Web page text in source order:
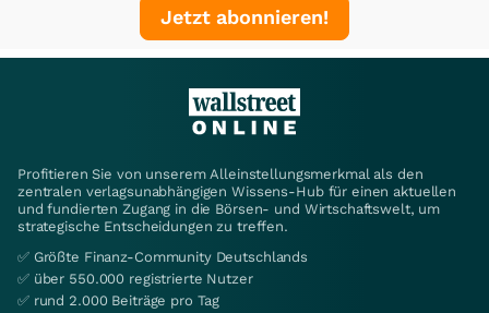
Jetzt abonnieren!
Profitieren Sie von unserem Alleinstellungsmerkmal als den
zentralen verlagsunabhängigen Wissens-Hub für einen aktuellen
und fundierten Zugang in die Börsen- und Wirtschaftswelt, um
strategische Entscheidungen zu treffen.
✅ Größte Finanz-Community Deutschlands
✅ über 550.000 registrierte Nutzer
✅ rund 2.000 Beiträge pro Tag